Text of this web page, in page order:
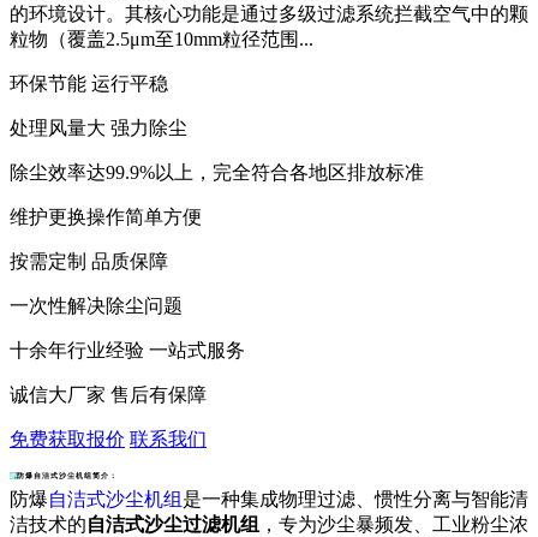
的环境设计。其核心功能是通过多级过滤系统拦截空气中的颗
粒物（覆盖2.5μm至10mm粒径范围...
环保节能 运行平稳
处理风量大 强力除尘
除尘效率达99.9%以上，完全符合各地区排放标准
维护更换操作简单方便
按需定制 品质保障
一次性解决除尘问题
十余年行业经验 一站式服务
诚信大厂家 售后有保障
免费获取报价 联系我们
防爆自洁式沙尘机组简介：
防爆自洁式沙尘机组 是一种集成物理过滤、惯性分离与智能清
洁技术的自洁式沙尘过滤机组 ，专为沙尘暴频发、工业粉尘浓